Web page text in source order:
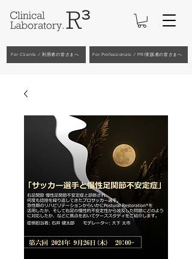
For Clients / 利用者の皆さまへ For Professionals / PRI実践者の皆さまへ